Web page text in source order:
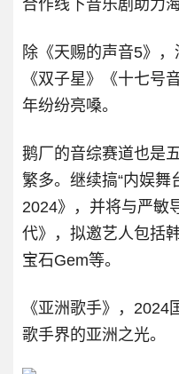
合作线下音乐剧助力
除《天赐的声音5》，
《双子星》《十七号
年纷纷亮嗓。
鹅厂的音综赛道也是
繁多。继续搞“内娱舞
2024》，并将与严敏
代》，拟邀艺人包括
宝石Gem等。
《亚洲歌手》，
歌手界的亚洲之光。